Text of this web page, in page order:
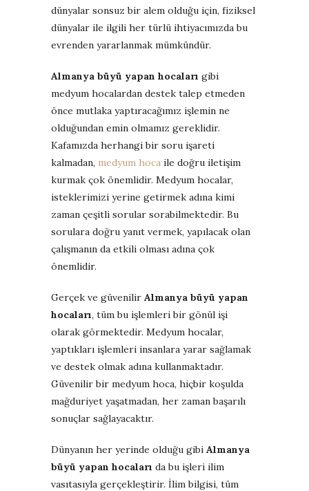
dünyalar sonsuz bir alem olduğu için, fiziksel
dünyalar ile ilgili her türlü ihtiyacımızda bu
evrenden yararlanmak mümkündür.
Almanya büyü yapan hocaları gibi
medyum hocalardan destek talep etmeden
önce mutlaka yaptıracağımız işlemin ne
olduğundan emin olmamız gereklidir.
Kafamızda herhangi bir soru işareti
kalmadan, medyum hoca ile doğru iletişim
kurmak çok önemlidir. Medyum hocalar,
isteklerimizi yerine getirmek adına kimi
zaman çeşitli sorular sorabilmektedir. Bu
sorulara doğru yanıt vermek, yapılacak olan
çalışmanın da etkili olması adına çok
önemlidir.
Gerçek ve güvenilir Almanya büyü yapan
hocaları, tüm bu işlemleri bir gönül işi
olarak görmektedir. Medyum hocalar,
yaptıkları işlemleri insanlara yarar sağlamak
ve destek olmak adına kullanmaktadır.
Güvenilir bir medyum hoca, hiçbir koşulda
mağduriyet yaşatmadan, her zaman başarılı
sonuçlar sağlayacaktır.
Dünyanın her yerinde olduğu gibi Almanya
büyü yapan hocaları da bu işleri ilim
vasıtasıyla gerçekleştirir. İlim bilgisi, tüm